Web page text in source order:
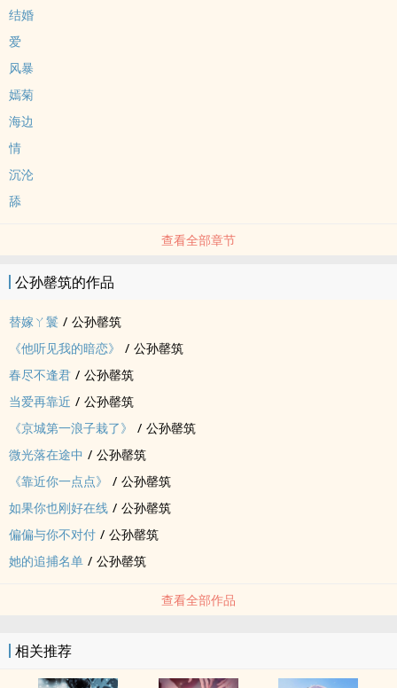
结婚
爱
风暴
嫣菊
海边
情
沉沦
舔
查看全部章节
公孙罄筑的作品
替嫁ㄚ鬟 / 公孙罄筑
《他听见我的暗恋》
/ 公孙罄筑
春尽不逢君 / 公孙罄筑
当爱再靠近 / 公孙罄筑
《京城第一浪子栽了》
/ 公孙罄筑
微光落在途中 / 公孙罄筑
《靠近你一点点》
/ 公孙罄筑
如果你也刚好在线 / 公孙罄筑
偏偏与你不对付 / 公孙罄筑
她的追捕名单 / 公孙罄筑
查看全部作品
相关推荐